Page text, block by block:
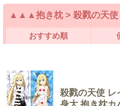
▲▲▲抱き枕 > 殺戮の天使
おすすめ順
殺戮の天使 レ
身大 抱き枕カ